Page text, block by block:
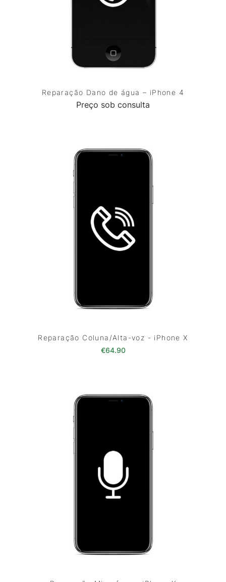
Reparação Dano de água – iPhone 4
Preço sob consulta
Reparação Coluna/Alta-voz - iPhone X
€64.90